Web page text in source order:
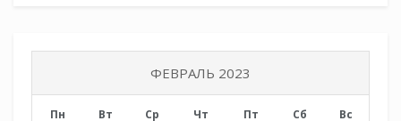
ФЕВРАЛЬ 2023
Пн Вт Ср Чт Пт Сб Вс